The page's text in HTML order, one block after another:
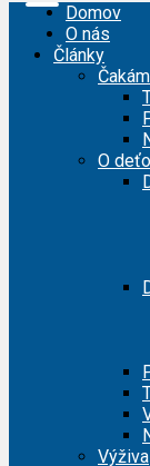
Domov
O nás
Články
O
Výživa